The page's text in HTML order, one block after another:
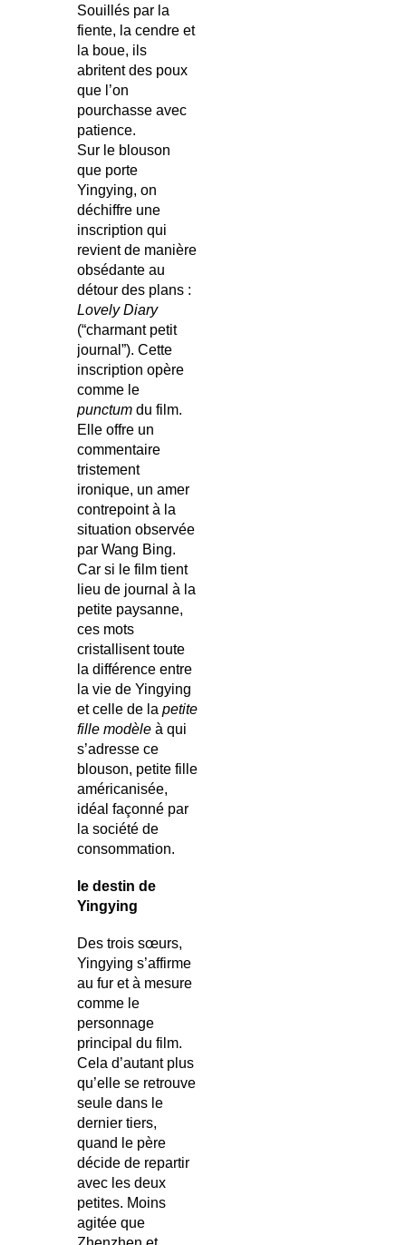
Souillés par la
fiente, la cendre et
la boue, ils
abritent des poux
que l’on
pourchasse avec
patience.
Sur le blouson
que porte
Yingying, on
déchiffre une
inscription qui
revient de manière
obsédante au
détour des plans :
Lovely Diary
(“charmant petit
journal”). Cette
inscription opère
comme le
punctum du film.
Elle offre un
commentaire
tristement
ironique, un amer
contrepoint à la
situation observée
par Wang Bing.
Car si le film tient
lieu de journal à la
petite paysanne,
ces mots
cristallisent toute
la différence entre
la vie de Yingying
et celle de la petite
fille modèle à qui
s’adresse ce
blouson, petite fille
américanisée,
idéal façonné par
la société de
consommation.
le destin de
Yingying
Des trois sœurs,
Yingying s’affirme
au fur et à mesure
comme le
personnage
principal du film.
Cela d’autant plus
qu’elle se retrouve
seule dans le
dernier tiers,
quand le père
décide de repartir
avec les deux
petites. Moins
agitée que